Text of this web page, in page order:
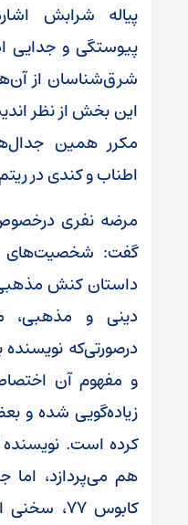
پیاله شرابش
پیوستگی و جدایی
شرق‌شناسان از
این بخش از نظر
مکرر همین
اطناب و کندی در
مرضه نفری
گفت: شخصیت‌های
داستان کنش
دینی و مذهبی،
درصورتی‌که
و مفهوم آن
زیاده‌گویی شده و
کرده است.
هم می‌پردازد،
کابوس